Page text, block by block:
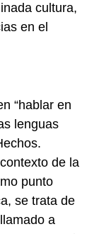
cultura,
en el
“hablar en
lenguas
de la
punto
se trata de
a